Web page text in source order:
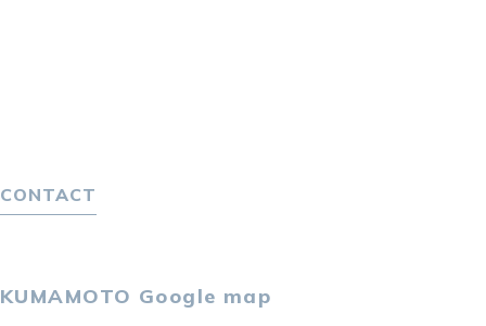
KUMAMOTO Google map
CONTACT